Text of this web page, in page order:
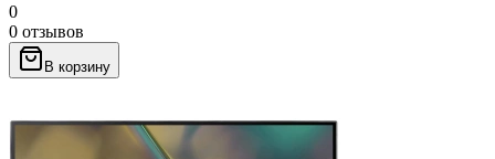
0
0 отзывов
В корзину